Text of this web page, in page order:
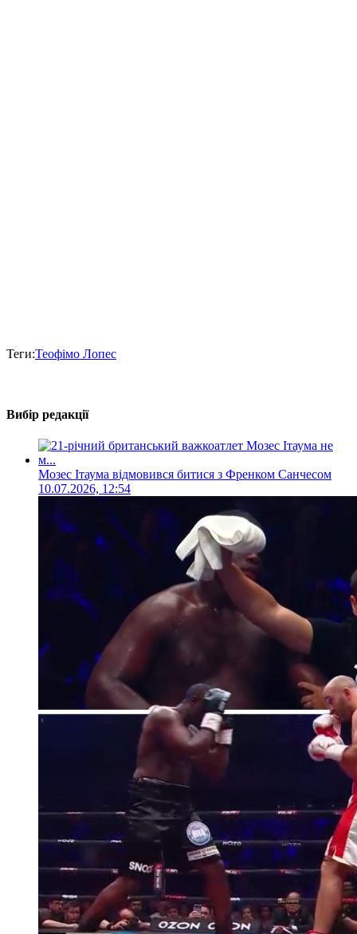
Теги:Теофімо Лопес
Вибір редакції
Мозес Ітаума відмовився битися з Френком Санчесом
10.07.2026, 12:54